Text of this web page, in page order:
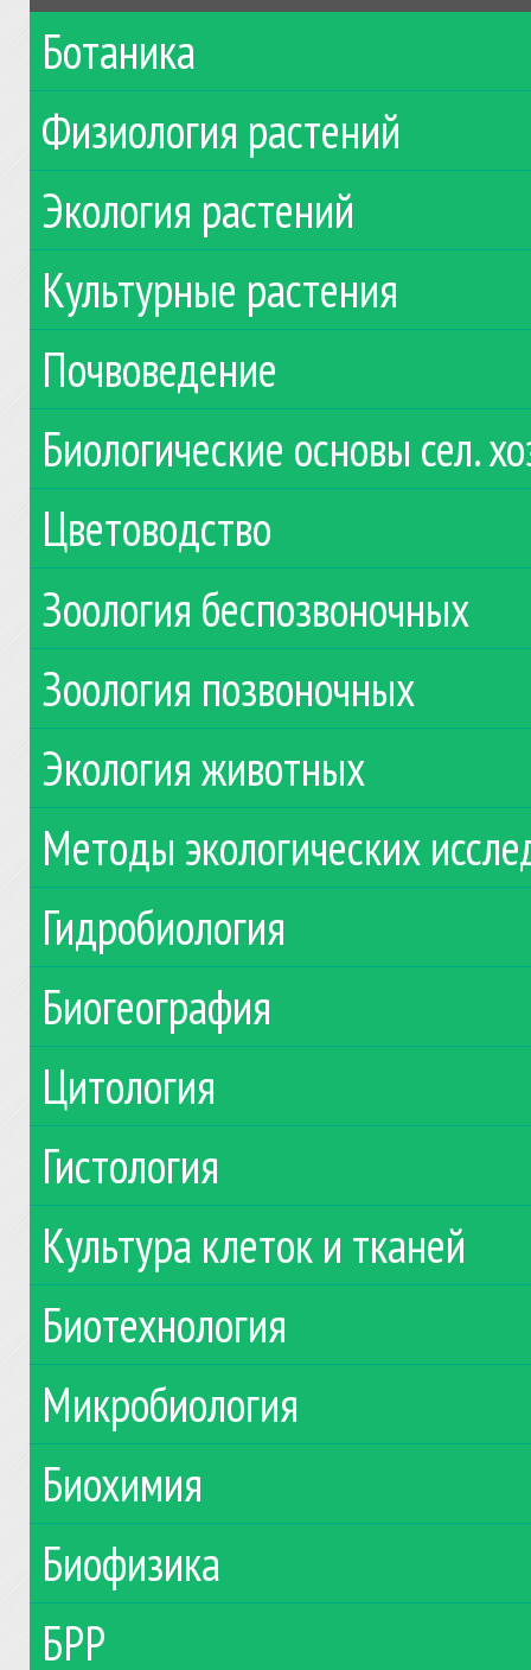
Ботаника
Физиология растений
Экология растений
Культурные растения
Почвоведение
Биологические основы сел.
Цветоводство
Зоология беспозвоночных
Зоология позвоночных
Экология животных
Методы экологических
Гидробиология
Биогеография
Цитология
Гистология
Культура клеток и тканей
Биотехнология
Микробиология
Биохимия
Биофизика
БРР